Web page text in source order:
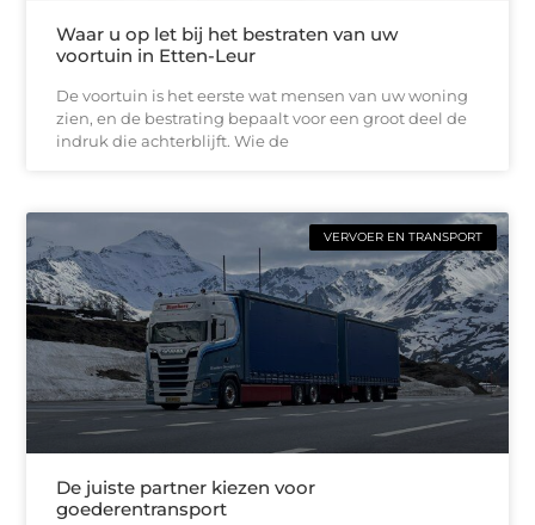
Waar u op let bij het bestraten van uw
voortuin in Etten-Leur
De voortuin is het eerste wat mensen van uw woning
zien, en de bestrating bepaalt voor een groot deel de
indruk die achterblijft. Wie de
VERVOER EN TRANSPORT
De juiste partner kiezen voor
goederentransport